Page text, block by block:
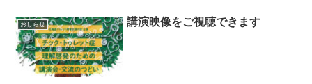
おしらせ 講演映像をご視聴できます